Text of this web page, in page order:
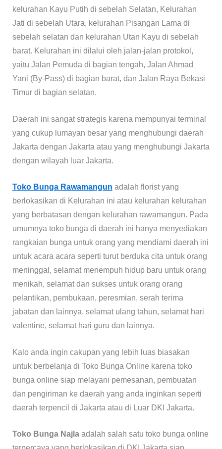
kelurahan Kayu Putih di sebelah Selatan, Kelurahan
Jati di sebelah Utara, kelurahan Pisangan Lama di
sebelah selatan dan kelurahan Utan Kayu di sebelah
barat. Kelurahan ini dilalui oleh jalan-jalan protokol,
yaitu Jalan Pemuda di bagian tengah, Jalan Ahmad
Yani (By-Pass) di bagian barat, dan Jalan Raya Bekasi
Timur di bagian selatan.
Daerah ini sangat strategis karena mempunyai terminal
yang cukup lumayan besar yang menghubungi daerah
Jakarta dengan Jakarta atau yang menghubungi Jakarta
dengan wilayah luar Jakarta.
Toko Bunga Rawamangun adalah florist yang
berlokasikan di Kelurahan ini atau kelurahan kelurahan
yang berbatasan dengan kelurahan rawamangun. Pada
umumnya toko bunga di daerah ini hanya menyediakan
rangkaian bunga untuk orang yang mendiami daerah ini
untuk acara acara seperti turut berduka cita untuk orang
meninggal, selamat menempuh hidup baru untuk orang
menikah, selamat dan sukses untuk orang orang
pelantikan, pembukaan, peresmian, serah terima
jabatan dan lainnya, selamat ulang tahun, selamat hari
valentine, selamat hari guru dan lainnya.
Kalo anda ingin cakupan yang lebih luas biasakan
untuk berbelanja di Toko Bunga Online karena toko
bunga online siap melayani pemesanan, pembuatan
dan pengiriman ke daerah yang anda inginkan seperti
daerah terpencil di Jakarta atau di Luar DKI Jakarta.
Toko Bunga Najlaadalah salah satu toko bunga online